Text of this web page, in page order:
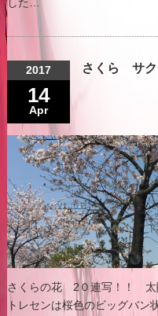
2017
14
Apr
さくら サ
さくらの花 2０連写！！ 太
トレセンは桜色のビッグバン